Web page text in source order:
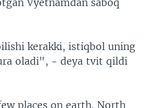
kerakki, istiqbol uning
oladi", - deya tvit qildi
places on earth. North